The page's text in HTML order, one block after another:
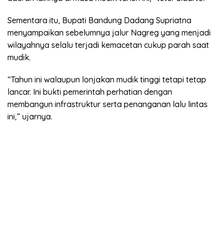
Sementara itu, Bupati Bandung Dadang Supriatna
menyampaikan sebelumnya jalur Nagreg yang menjadi
wilayahnya selalu terjadi kemacetan cukup parah saat
mudik.
“Tahun ini walaupun lonjakan mudik tinggi tetapi tetap
lancar. Ini bukti pemerintah perhatian dengan
membangun infrastruktur serta penanganan lalu lintas
ini,” ujarnya.